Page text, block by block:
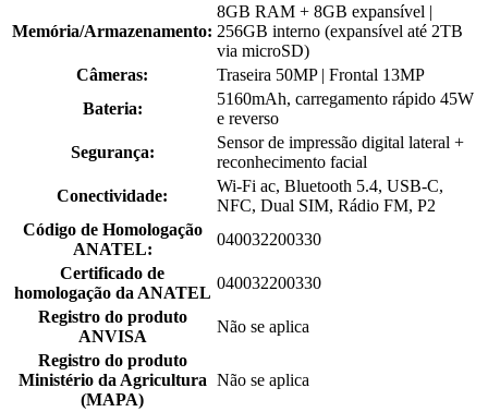
Memória/Armazenamento:
8GB RAM + 8GB expansível |
256GB interno (expansível até 2TB
via microSD)
Câmeras:
Traseira 50MP | Frontal 13MP
Bateria:
5160mAh, carregamento rápido 45W
e reverso
Segurança:
Sensor de impressão digital lateral +
reconhecimento facial
Conectividade:
Wi-Fi ac, Bluetooth 5.4, USB-C,
NFC, Dual SIM, Rádio FM, P2
Código de Homologação
ANATEL:
040032200330
Certificado de
homologação da ANATEL
040032200330
Registro do produto
ANVISA
Não se aplica
Registro do produto
Ministério da Agricultura
(MAPA)
Não se aplica